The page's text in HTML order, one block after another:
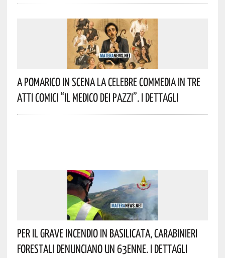
A Pomarico In Scena La Celebre Commedia In Tre
Atti Comici “Il Medico Dei Pazzi”. I Dettagli
Per Il Grave Incendio In Basilicata, Carabinieri
Forestali Denunciano Un 63enne. I Dettagli